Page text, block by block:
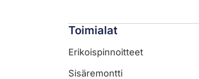
Toimialat
Erikoispinnoitteet
Sisäremontti